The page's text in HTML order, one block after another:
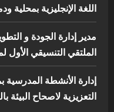
اللغة الإنجليزية بمحلية
مدير إدارة الجودة و
الملتقي التنسيقي الأول
إدارة الأنشطة المدرسية
التعزيزية لاصحاح البيئة